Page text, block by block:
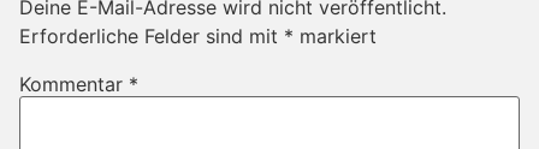
Deine E-Mail-Adresse wird nicht veröffentlicht.
Erforderliche Felder sind mit * markiert
Kommentar *